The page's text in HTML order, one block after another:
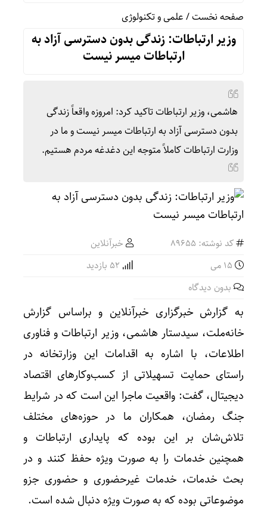
صفحه نخست/علمی و تکنولوژی
وزیر ارتباطات: زندگی بدون دسترسی آزاد به
ارتباطات میسر نیست
هاشمی، وزیر ارتباطات تاکید کرد: امروزه واقعاً زندگی
بدون دسترسی آزاد به ارتباطات میسر نیست و ما در
وزارت ارتباطات کاملاً متوجه این دغدغه مردم هستیم.
کد نوشته: 89655
خبرآنلاین
بدون دیدگاه
به گزارش خبرگزاری خبرآنلاین و براساس گزارش
خانه‌ملت، سیدستار هاشمی، وزیر ارتباطات و فناوری
اطلاعات، با اشاره به اقدامات این وزارتخانه در
راستای حمایت تسهیلاتی از کسب‌وکارهای اقتصاد
دیجیتال، گفت: واقعیت ماجرا این است که در شرایط
جنگ رمضان، همکاران ما در حوزه‌های مختلف
تلاش‌شان بر این بوده که پایداری ارتباطات و
همچنین خدمات را به صورت ویژه حفظ کنند و در
بحث خدمات، خدمات غیرحضوری و حضوری جزو
موضوعاتی بوده که به صورت ویژه دنبال شده است.